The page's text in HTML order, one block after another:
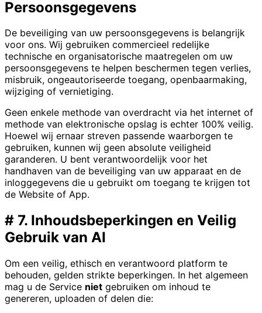
Persoonsgegevens
De beveiliging van uw persoonsgegevens is belangrijk
voor ons. Wij gebruiken commercieel redelijke
technische en organisatorische maatregelen om uw
persoonsgegevens te helpen beschermen tegen verlies,
misbruik, ongeautoriseerde toegang, openbaarmaking,
wijziging of vernietiging.
Geen enkele methode van overdracht via het internet of
methode van elektronische opslag is echter 100% veilig.
Hoewel wij ernaar streven passende waarborgen te
gebruiken, kunnen wij geen absolute veiligheid
garanderen. U bent verantwoordelijk voor het
handhaven van de beveiliging van uw apparaat en de
inloggegevens die u gebruikt om toegang te krijgen tot
de Website of App.
# 7. Inhoudsbeperkingen en Veilig
Gebruik van AI
Om een veilig, ethisch en verantwoord platform te
behouden, gelden strikte beperkingen. In het algemeen
mag u de Service niet gebruiken om inhoud te
genereren, uploaden of delen die: